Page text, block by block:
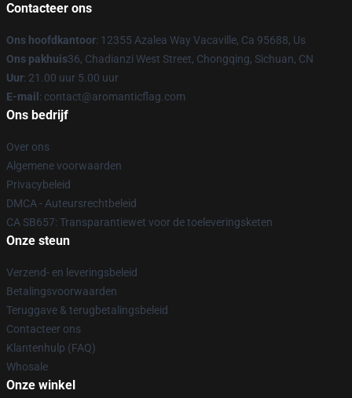
Contacteer ons
Ons hoofdkantoor: 12355 Azalea Way Vacaville, Ca 95688, Us
Ons pakhuis36, Chadianzi West Street, Chongqing, Sichuan, CN
Uur: 21.00 uur 5.00 uur
E-mail : contact@aromanticflag.com
Ons bedrijf
Over ons
Algemene voorwaarden
Privacybeleid
DMCA - Auteursrechtbeleid
CA SB657: Transparantiewet voor de toeleveringsketen
Onze steun
Verzend- en leveringsbeleid
Betalingsvoorwaarden
Teruggave & terugbetalingsbeleid
Contacteer ons
Klantenhulp (FAQ)
Whosale
Onze winkel